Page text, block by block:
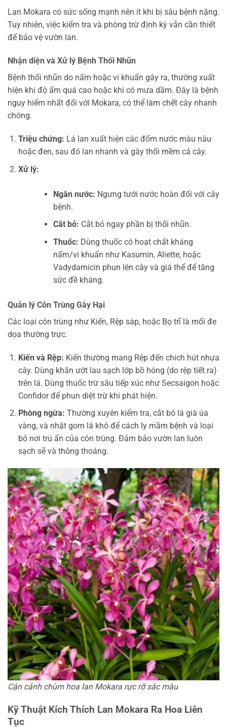
Lan Mokara có sức sống mạnh nên ít khi bị sâu bệnh nặng.
Tuy nhiên, việc kiểm tra và phòng trừ định kỳ vẫn cần thiết
để bảo vệ vườn lan.
Nhận diện và Xử lý Bệnh Thối Nhũn
Bệnh thối nhũn do nấm hoặc vi khuẩn gây ra, thường xuất
hiện khi độ ẩm quá cao hoặc khi có mưa dầm. Đây là bệnh
nguy hiểm nhất đối với Mokara, có thể làm chết cây nhanh
chóng.
Triệu chứng: Lá lan xuất hiện các đốm nước màu nâu
hoặc đen, sau đó lan nhanh và gây thối mềm cả cây.
Xử lý:
Ngăn nước: Ngưng tưới nước hoàn đối với cây
bệnh.
Cắt bỏ: Cắt bỏ ngay phần bị thối nhũn.
Thuốc: Dùng thuốc có hoạt chất kháng
nấm/vi khuẩn như Kasumin, Aliette, hoặc
Vadydamicin phun lên cây và giá thể để tăng
sức đề kháng.
Quản lý Côn Trùng Gây Hại
Các loại côn trùng như Kiến, Rệp sáp, hoặc Bọ trĩ là mối đe
dọa thường trực.
Kiến và Rệp: Kiến thường mang Rệp đến chích hút nhựa
cây. Dùng khăn ướt lau sạch lớp bồ hóng (do rệp tiết ra)
trên lá. Dùng thuốc trừ sâu tiếp xúc như Secsaigon hoặc
Confidor để phun diệt trừ khi phát hiện.
Phòng ngừa: Thường xuyên kiểm tra, cắt bỏ lá già úa
vàng, và nhặt gom lá khô để cách ly mầm bệnh và loại
bỏ nơi trú ẩn của côn trùng. Đảm bảo vườn lan luôn
sạch sẽ và thông thoáng.
Cận cảnh chùm hoa lan Mokara rực rỡ sắc màu
Kỹ Thuật Kích Thích Lan Mokara Ra Hoa Liên
Tục